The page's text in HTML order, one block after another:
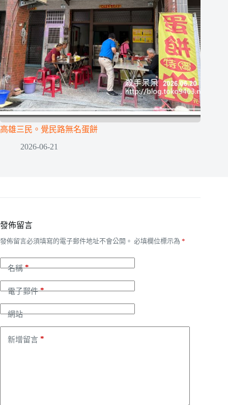
高雄三民。覺民路無名蛋餅
2026-06-21
發佈留言
發佈留言必須填寫的電子郵件地址不會公開。 必填欄位標示為 *
名稱*
電子郵件*
網站
新增留言 *